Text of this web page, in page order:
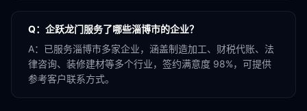
Q： 企跃龙门服务了哪些淄博市的企业？
A： 已服务淄博市多家企业，涵盖制造加工、财税代账、法
律咨询、装修建材等多个行业，签约满意度 98%，可提供
参考客户联系方式。